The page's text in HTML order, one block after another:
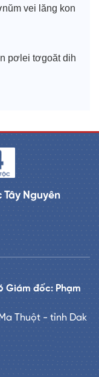
vei lăng kon
pơlei tơgoăt dih
Nguyên
Giám đốc: Phạm
Thuột - tỉnh Dak